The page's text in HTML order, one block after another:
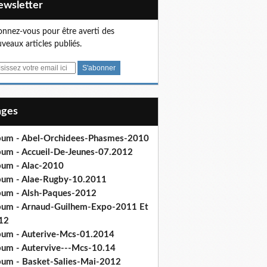
vous pour être averti des
articles publiés.
- Abel-Orchidees-Phasmes-2010
- Accueil-De-Jeunes-07.2012
- Alac-2010
- Alae-Rugby-10.2011
- Alsh-Paques-2012
- Arnaud-Guilhem-Expo-2011 Et
- Auterive-Mcs-01.2014
- Autervive---Mcs-10.14
- Basket-Salies-Mai-2012